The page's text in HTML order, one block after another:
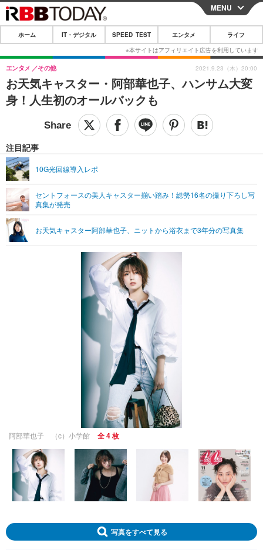
CLOSE
ホーム
IT・デジタル
IT・デジタルTOP スマートフォン
ショッピング その他
SPEED TEST
エンタメTOP 映画・ドラマ
グラビア
ショッピング その他
ライフTOP
その他
リリース一覧
プッシュ通知の停止方法
MENU
ホーム IT・デジタル SPEED TEST エンタメ ライフ
お天気キャスター・阿部華也子、ハンサム大変
身！人生初のオールバックも
エンタメ その他
注目記事
10G光回線導入レポ
セントフォースの美人キャスター揃い踏み！総勢16名の撮り下ろし写
真集が発売
お天気キャスター阿部華也子、ニットから浴衣まで3年分の写真集
2021.9.23（木）20:00
阿部華也子 （c）小学館 全 4 枚
写真をすべて見る